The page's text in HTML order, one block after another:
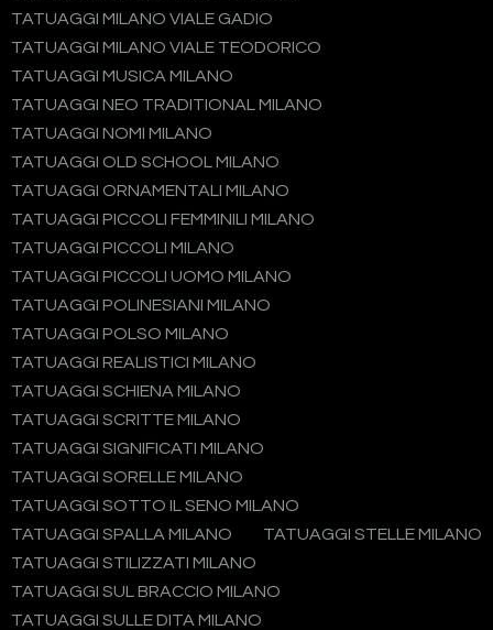
TATUAGGI MILANO VIALE GADIO
TATUAGGI MILANO VIALE TEODORICO
TATUAGGI MUSICA MILANO
TATUAGGI NEO TRADITIONAL MILANO
TATUAGGI NOMI MILANO
TATUAGGI OLD SCHOOL MILANO
TATUAGGI ORNAMENTALI MILANO
TATUAGGI PICCOLI FEMMINILI MILANO
TATUAGGI PICCOLI MILANO
TATUAGGI PICCOLI UOMO MILANO
TATUAGGI POLINESIANI MILANO
TATUAGGI POLSO MILANO
TATUAGGI REALISTICI MILANO
TATUAGGI SCHIENA MILANO
TATUAGGI SCRITTE MILANO
TATUAGGI SIGNIFICATI MILANO
TATUAGGI SORELLE MILANO
TATUAGGI SOTTO IL SENO MILANO
TATUAGGI SPALLA MILANO
TATUAGGI STELLE MILANO
TATUAGGI STILIZZATI MILANO
TATUAGGI SUL BRACCIO MILANO
TATUAGGI SULLE DITA MILANO